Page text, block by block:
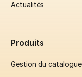
Actualités
Produits
Gestion du catalogue